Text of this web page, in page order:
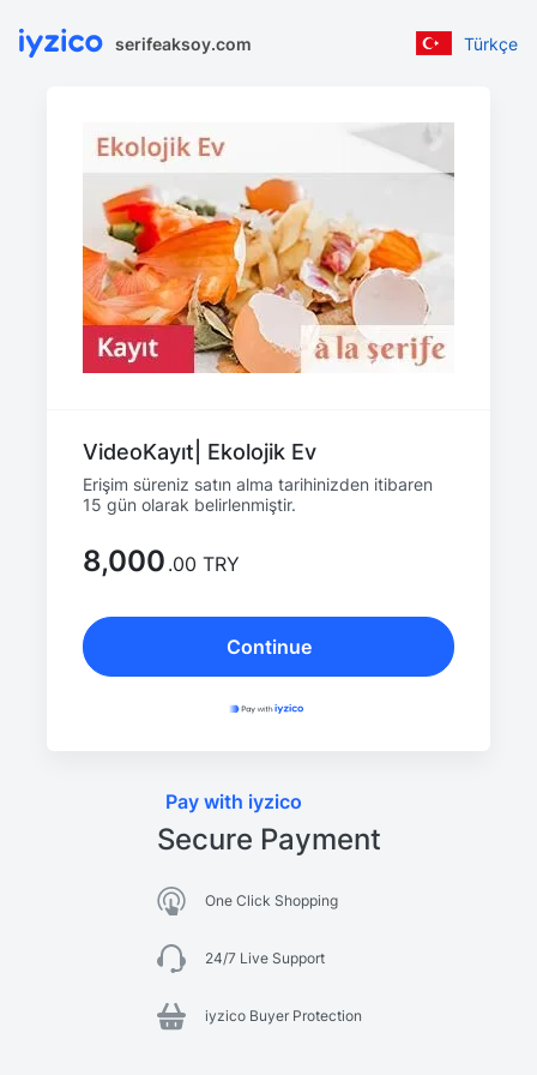
serifeaksoy.com Türkçe
VideoKayıt| Ekolojik Ev
Erişim süreniz satın alma tarihinizden itibaren
15 gün olarak belirlenmiştir.
8,000 .00 TRY
Continue
Pay with iyzico
Secure Payment
One Click Shopping
24/7 Live Support
iyzico Buyer Protection